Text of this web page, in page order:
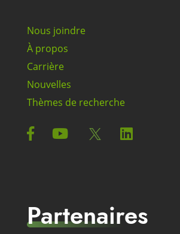
Nous joindre
À propos
Carrière
Nouvelles
Thèmes de recherche
Partenaires